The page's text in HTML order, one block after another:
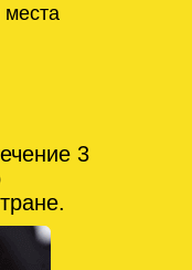
места
3